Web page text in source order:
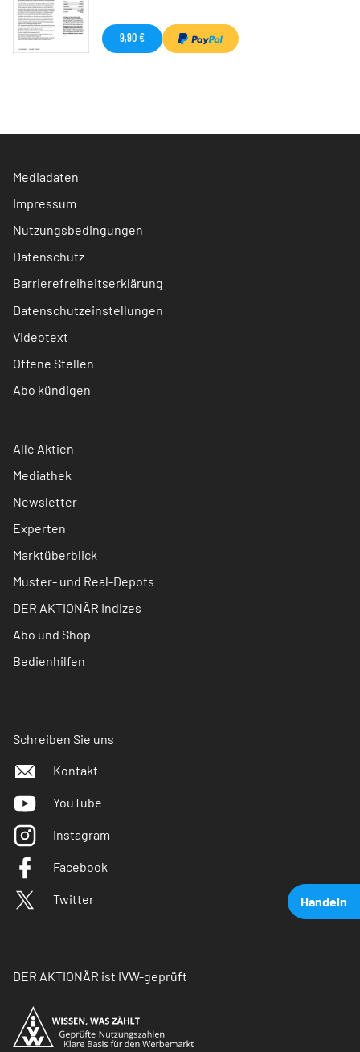
Handeln
9,90 €
Mediadaten
Impressum
Nutzungsbedingungen
Datenschutz
Barrierefreiheitserklärung
Datenschutzeinstellungen
Videotext
Offene Stellen
Abo kündigen
Alle Aktien
Mediathek
Newsletter
Experten
Marktüberblick
Muster- und Real-Depots
DER AKTIONÄR Indizes
Abo und Shop
Bedienhilfen
Schreiben Sie uns
Kontakt
YouTube
Instagram
Facebook
Twitter
DER AKTIONÄR ist IVW-geprüft